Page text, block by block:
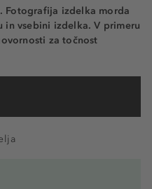
Fotografija izdelka morda
in vsebini izdelka. V primeru
za točnost